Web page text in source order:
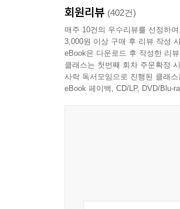
《공부머리 독서법》에는 교
독서의 많고 많은 가치와 효
아이들에게 독서 효과가 가장
이야기책 읽는 게 공부에 무
책이 공부에 도움이 될 것
책이지만 대부분의 아이들
재미있게 책을 읽는 동안
회원리뷰 (402건)
매주 10건의 우수리뷰를 선정하
3,000원 이상 구매 후 리뷰 작성 시
eBook은 다운로드 후 작성한 리
클래스는 첫번째 회차 주문확정
사락 독서모임으로 진행된 클래
eBook 페이백, CD/LP, DVD/Blu-